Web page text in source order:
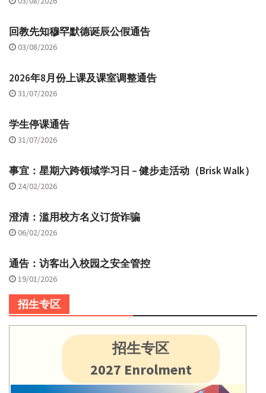
回教先知穆罕默德诞辰公假通告
03/08/2026
2026年8月份上课及课室调整通告
31/07/2026
学生停课通告
31/07/2026
事宜：星期六跨领域学习日 – 健步走活动（Brisk Walk）
24/02/2026
澄清：滥用校方名义订货诈骗
06/02/2026
通告：访客出入校园之安全管控
19/01/2026
招生专区
招生专区
2027 Enrolment